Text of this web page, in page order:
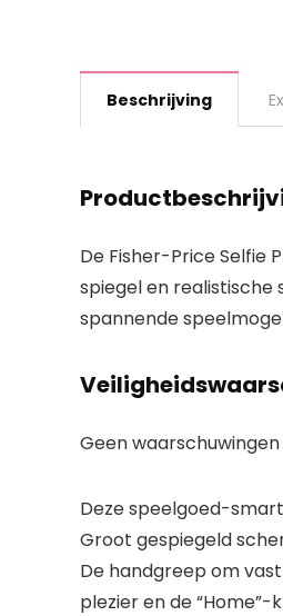
Beschrijving
De Fisher-Price
spiegel en
spannende
Geen
Deze speelgoed-
Groot gespiegeld
De handgreep om
plezier en de